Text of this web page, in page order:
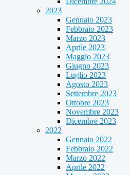
2023
Gennaio 2023
Febbraio 2023
Marzo 2023
Aprile 2023
Maggio 2023
Giugno 2023
Luglio 2023
Agosto 2023
Settembre 2023
Ottobre 2023
Novembre 2023
Dicembre 2023
2022
Gennaio 2022
Febbraio 2022
Marzo 2022
Aprile 2022